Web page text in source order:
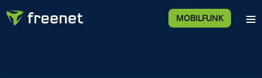
MOBILFUNK